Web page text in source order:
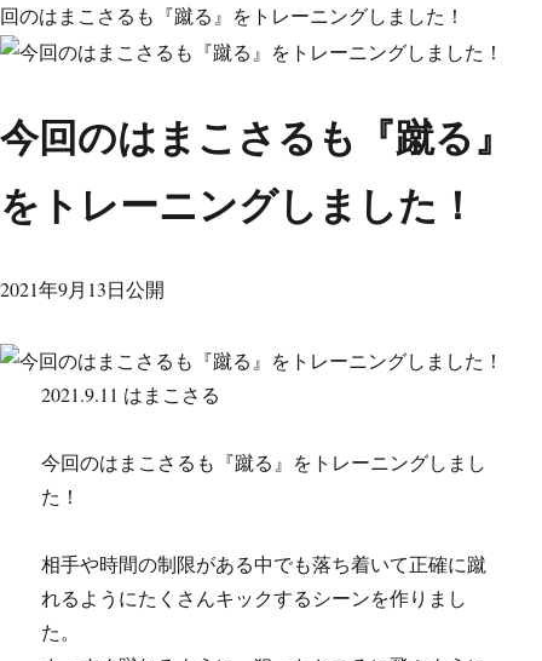
回のはまこさるも『蹴る』をトレーニングしました！
今回のはまこさるも『蹴る』
をトレーニングしました！
2021年9月13日公開
2021.9.11 はまこさる
今回のはまこさるも『蹴る』をトレーニングしまし
た！
相手や時間の制限がある中でも落ち着いて正確に蹴
れるようにたくさんキックするシーンを作りまし
た。